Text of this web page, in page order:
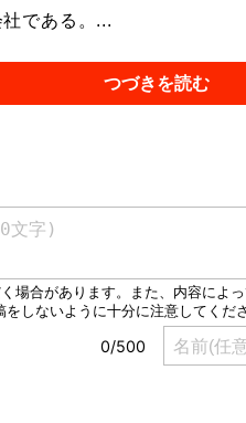
である。...
つづきを読む